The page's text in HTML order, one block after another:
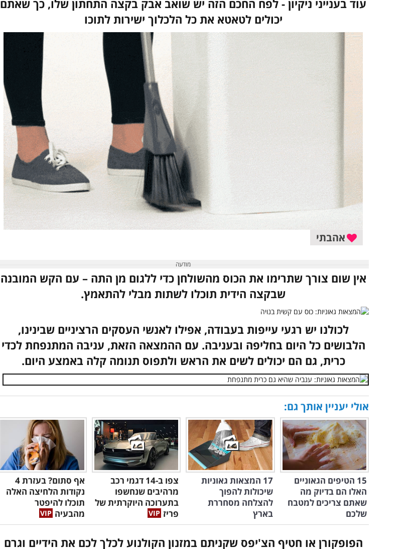
עוד בענייני ניקיון - לפח החכם הזה יש שואב אבק בקצה התחתון שלו, כך שאתם
יכולים לטאטא את כל הלכלוך ישירות לתוכו
אהבתי
אין שום צורך שתרימו את הכוס מהשולחן כדי ללגום מן התה – עם הקש המובנה
שבקצה הידית תוכלו לשתות מבלי להתאמץ.
לכולנו יש רגעי עייפות בעבודה, אפילו לאנשי העסקים הרציניים שבינינו,
הלבושים כל היום בחליפה ובעניבה. עם ההמצאה הזאת, עניבה המתנפחת לכדי
כרית, גם הם יכולים לשים את הראש ולתפוס תנומה קלה באמצע היום.
אולי יעניין אותך גם:
15 הטיפים הגאוניים
האלו הם בדיוק מה
שאתם צריכים למטבח
שלכם
17 המצאות גאוניות
שיכולות להפוך
להצלחה מסחררת
בארץ
צפו ב-14 דגמי רכב
מרהיבים שנחשפו
בתערוכה היוקרתית של
פריז
אף סתום? בעזרת 4
נקודות הלחיצה האלה
תוכלו להיפטר
מהבעיה
הפופקורן או חטיף הצ'יפס שקניתם במזנון הקולנוע לכלך לכם את הידיים וגרם